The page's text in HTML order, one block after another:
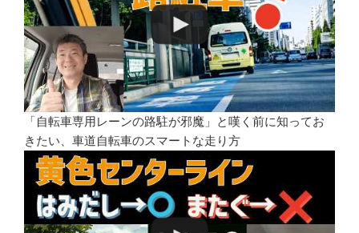
「自転車専用レーンの路駐が邪魔」と嘆く前に知ってお
きたい、車道自転車のスマートな走り方